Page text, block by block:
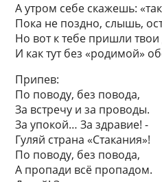
А утром себе скажешь:
Пока не поздно, слышь,
Но вот к тебе пришли
И как тут без «родимой»
Припев:
По поводу, без повода,
За встречу и за проводы.
За упокой… За здравие! -
Гуляй страна «Стакания»!
По поводу, без повода,
А пропади всё пропадом.